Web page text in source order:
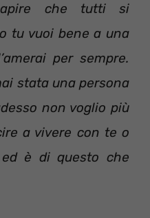
che tutti si
tu vuoi bene a una
per sempre.
stata una persona
non voglio più
a vivere con te o
è di questo che